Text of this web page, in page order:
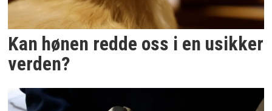
Kan hønen redde oss i en usikker
verden?